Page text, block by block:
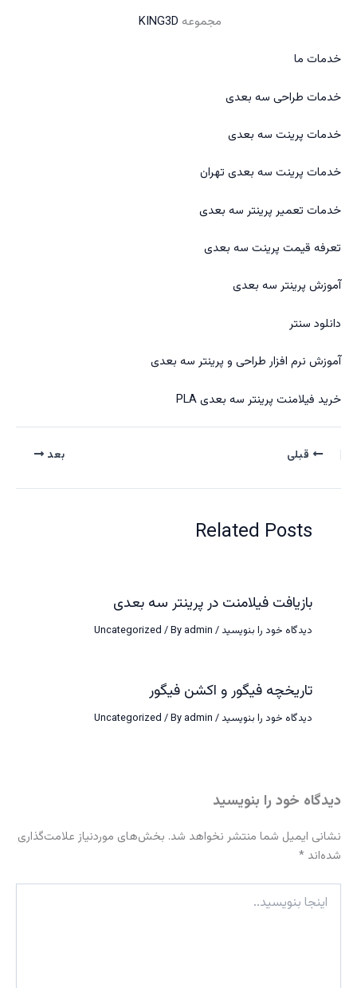
مجموعه KING3D
خدمات ما
خدمات طراحی سه بعدی
خدمات پرینت سه بعدی
خدمات پرینت سه بعدی تهران
خدمات تعمیر پرینتر سه بعدی
تعرفه قیمت پرینت سه بعدی
آموزش پرینتر سه بعدی
دانلود سنتر
آموزش نرم افزار طراحی و پرینتر سه بعدی
خرید فیلامنت پرینتر سه بعدی PLA
قبلی بعد
Related Posts
بازیافت فیلامنت در پرینتر سه بعدی
دیدگاه‌ خود را بنویسید /
Uncategorized / Byadmin
تاریخچه فیگور و اکشن فیگور
دیدگاه‌ خود را بنویسید /
Uncategorized / Byadmin
دیدگاه‌ خود را بنویسید
نشانی ایمیل شما منتشر نخواهد شد. بخش‌های موردنیاز علامت‌گذاری
شده‌اند *
اینجا
بنویسید..